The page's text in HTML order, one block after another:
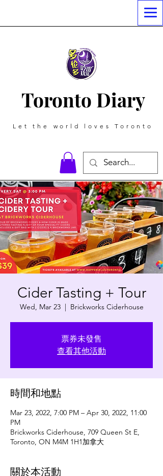
Toronto Diary
Let the world loves Toronto
Cider Tasting + Tour
Wed, Mar 23
  |
Brickworks Ciderhouse
票券未發售
查看其他活動
時間和地點
Mar 23, 2022, 7:00 PM – Apr 30, 2022, 11:00
PM
Brickworks Ciderhouse, 709 Queen St E,
Toronto, ON M4M 1H1加拿大
關於本活動